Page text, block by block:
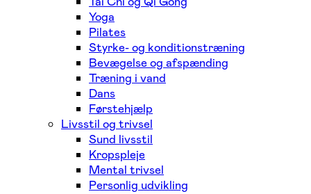
Yoga
Pilates
Styrke- og konditionstræning
Bevægelse og afspænding
Træning i vand
Dans
Førstehjælp
Livsstil og trivsel
Sund livsstil
Kropspleje
Mental trivsel
Personlig udvikling